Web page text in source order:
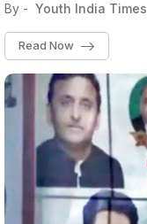
By - Youth India Times
Read Now